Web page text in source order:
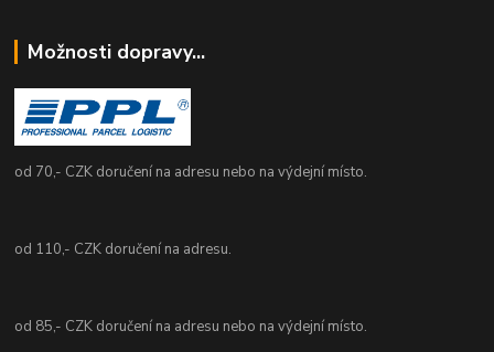
Možnosti dopravy...
od 70,- CZK doručení na adresu nebo na výdejní místo.
od 110,- CZK doručení na adresu.
od 85,- CZK doručení na adresu nebo na výdejní místo.